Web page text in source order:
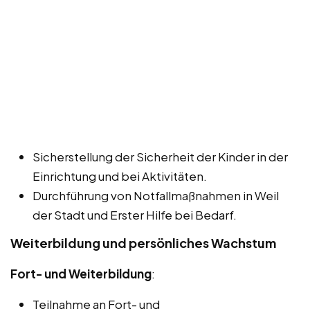
Sicherstellung der Sicherheit der Kinder in der
Einrichtung und bei Aktivitäten.
Durchführung von Notfallmaßnahmen in Weil
der Stadt und Erster Hilfe bei Bedarf.
Weiterbildung und persönliches Wachstum
Fort- und Weiterbildung:
Teilnahme an Fort- und